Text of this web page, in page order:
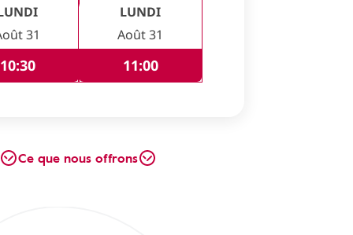
31
10:30
LUNDI
Août 31
11:00
Ce que nous offrons